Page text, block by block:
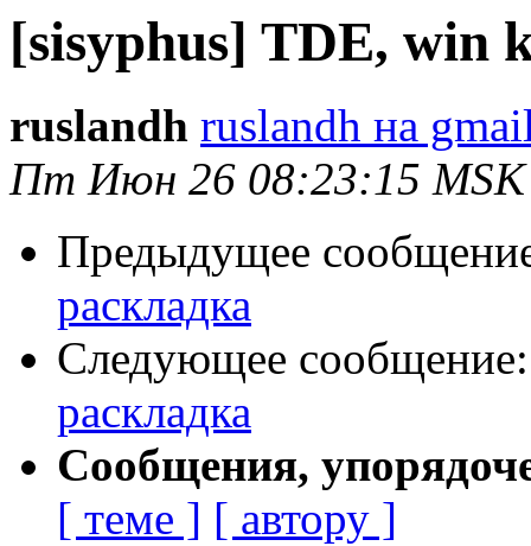
[sisyphus] TDE, win
ruslandh ruslandh на
Пт Июн 26 08:23:15 MSK
Предыдущее
раскладка
Следующее
раскладка
Сообщения,
[ теме ] [ автору ]